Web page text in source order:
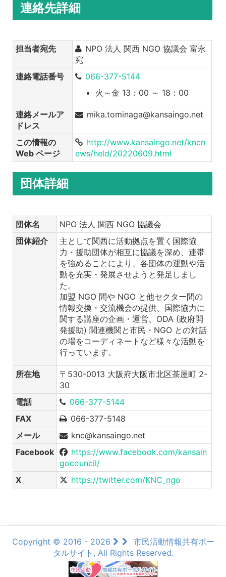
連絡先詳細
担当者宛先
NPO 法人 関西 NGO 協議会 富永
宛
連絡電話番号
066-377-5144
火～金 13：00 ～ 18：00
連絡メールア
ドレス
mika.tominaga@kansaingo.net
この情報の
Web ページ
http://www.kansaingo.net/kncn
ews/held/20220609.html
団体詳細
団体名
NPO 法人 関西 NGO 協議会
団体紹介
主として関西に活動拠点を置く国際協
力・援助団体が相互に協議を深め、連帯
を強めることにより、各団体の運動や活
動を充実・発展させようと発足しまし
た。
加盟 NGO 間や NGO と他セクター間の
情報交換・交流機会の提供、国際協力に
関する講座の企画・運営、ODA (政府開
発援助) 関連機関と市民・NGO との対話
の場をコーディネートなど様々な活動を
行っています。
所在地
〒530-0013 大阪府大阪市北区茶屋町 2-
30
電話
066-377-5144
FAX
066-377-5148
メール
knc@kansaingo.net
Facebook
https://www.facebook.com/kansain
gocouncil/
X
https://twitter.com/KNC_ngo
Copyright © 2016 - 2026
市民活動情報共有ポー
タルサイト, All Rights Reserved.